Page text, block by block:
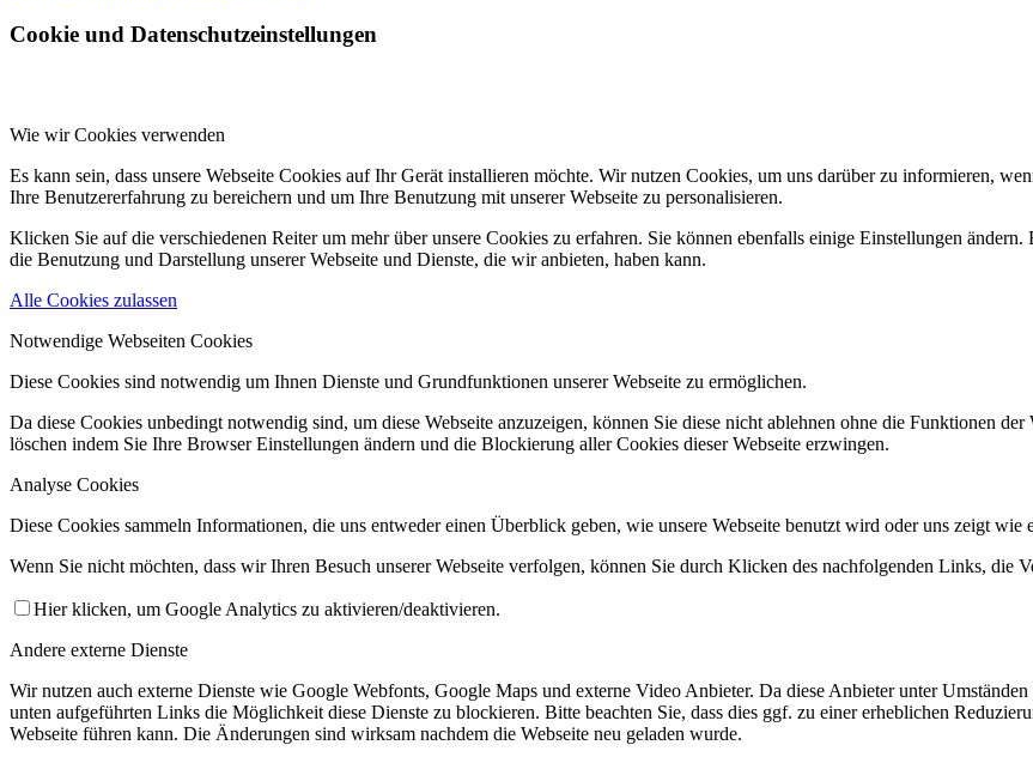
Cookie und Datenschutzeinstellungen
Wie wir Cookies verwenden
Es kann sein, dass unsere Webseite Cookies auf Ihr Gerät installieren möchte. Wir nutzen Cookies, um uns darüber zu informieren,
Ihre Benutzererfahrung zu bereichern und um Ihre Benutzung mit unserer Webseite zu personalisieren.
Klicken Sie auf die verschiedenen Reiter um mehr über unsere Cookies zu erfahren. Sie können ebenfalls einige Einstellungen
die Benutzung und Darstellung unserer Webseite und Dienste, die wir anbieten, haben kann.
Alle Cookies zulassen
Notwendige Webseiten Cookies
Diese Cookies sind notwendig um Ihnen Dienste und Grundfunktionen unserer Webseite zu ermöglichen.
Da diese Cookies unbedingt notwendig sind, um diese Webseite anzuzeigen, können Sie diese nicht ablehnen ohne die Funktionen
löschen indem Sie Ihre Browser Einstellungen ändern und die Blockierung aller Cookies dieser Webseite erzwingen.
Analyse Cookies
Diese Cookies sammeln Informationen, die uns entweder einen Überblick geben, wie unsere Webseite benutzt wird oder uns zeigt wie
Wenn Sie nicht möchten, dass wir Ihren Besuch unserer Webseite verfolgen, können Sie durch Klicken des nachfolgenden Links, die
Hier klicken, um Google Analytics zu aktivieren/deaktivieren.
Andere externe Dienste
Wir nutzen auch externe Dienste wie Google Webfonts, Google Maps und externe Video Anbieter. Da diese Anbieter unter
unten aufgeführten Links die Möglichkeit diese Dienste zu blockieren. Bitte beachten Sie, dass dies ggf. zu einer erheblichen
Webseite führen kann. Die Änderungen sind wirksam nachdem die Webseite neu geladen wurde.